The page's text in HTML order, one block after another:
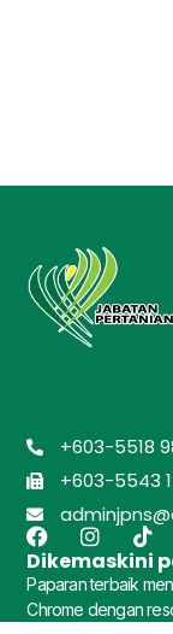
+603-5518
+603-5543
Dikemaskini
Paparan terbaik
Chrome dengan